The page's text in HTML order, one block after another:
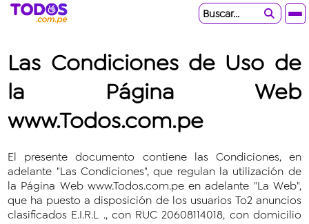
Buscar...
Las Condiciones de Uso de
la Página Web
www.Todos.com.pe
El presente documento contiene las Condiciones, en
adelante "Las Condiciones", que regulan la utilización de
la Página Web www.Todos.com.pe en adelante "La Web",
que ha puesto a disposición de los usuarios To2 anuncios
clasificados E.I.R.L ., con RUC 20608114018, con domicilio